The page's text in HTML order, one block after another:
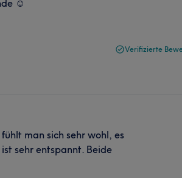
☺️
Verifizierte
man sich sehr wohl, es
sehr entspannt. Beide